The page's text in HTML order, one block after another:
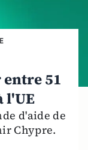
entre 51
l'UE
d'aide de
Chypre.